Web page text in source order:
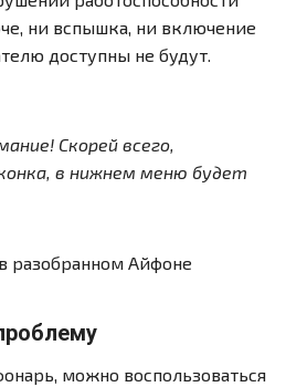
ни вспышка, ни включение
доступны не будут.
Скорей всего,
в нижнем меню будет
можно воспользоваться